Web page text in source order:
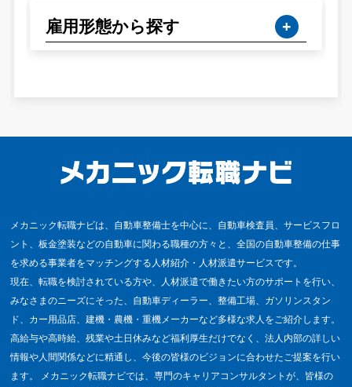
雇用形態から探す
メカニック転職ナビは、自動車整備士を中心に、自動車検査員、サービスフロ
ント、板金塗装などの自動車に関わる職種の方々と、全国の自動車整備の仕事
を求める事業者をマッチングする人材紹介・人材派遣サービスです。
現在、転職を検討されている方や、人材派遣で働きたい方のサポートを行い、
みなさまのニーズにそった、自動車ディーラー、整備工場、ガソリンスタン
ド、カー用品店、建機・農機・重機メーカーなど多様な求人をご紹介します。
高給与や高時給、残業や土日休みなど福利厚生だけでなく、法人内部の詳しい
情報や人間関係などに精通し、今後の皆様のビジョンに合わせたご提案を行い
ます。 メカニック転職ナビでは、専門のキャリアコンサルタントが、皆様の